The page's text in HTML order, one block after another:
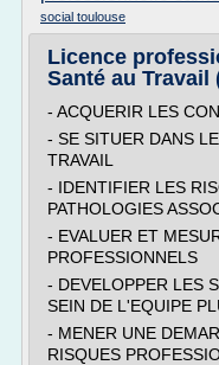
social toulouse
Licence
Santé au Travail
- ACQUERIR LES
- SE SITUER DANS
TRAVAIL
- IDENTIFIER LES
PATHOLOGIES
- EVALUER ET
PROFESSIONNELS
- DEVELOPPER LES
SEIN DE L'EQUIPE
- MENER UNE
RISQUES